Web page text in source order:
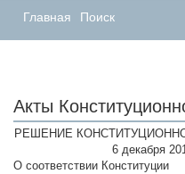
Главная Поиск
Акты
РЕШЕНИЕ
6 декабря
О соответствии Конституции